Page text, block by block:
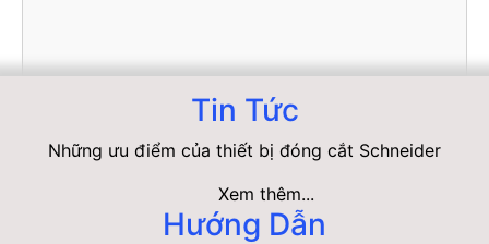
Tin Tức
Những ưu điểm của thiết bị đóng cắt Schneider
Xem thêm...
Hướng Dẫn